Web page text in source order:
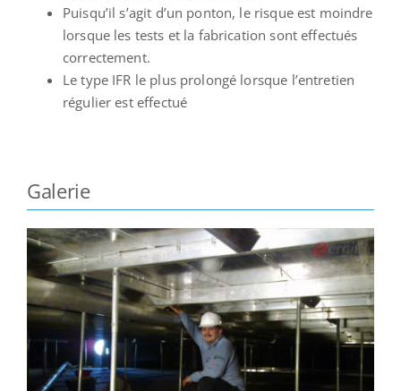
Puisqu’il s’agit d’un ponton, le risque est moindre
lorsque les tests et la fabrication sont effectués
correctement.
Le type IFR le plus prolongé lorsque l’entretien
régulier est effectué
Galerie